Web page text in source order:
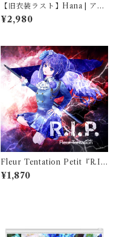
【旧衣装ラスト】Hana | アク
リルスタンド
¥2,980
Fleur Tentation Petit『R.I.
P.』
¥1,870